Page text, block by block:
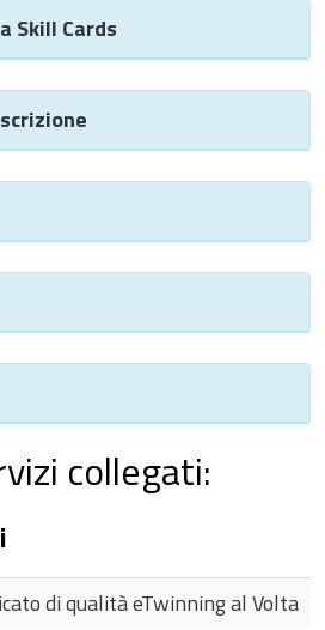
Skill Cards
collegati:
di qualità eTwinning al Volta